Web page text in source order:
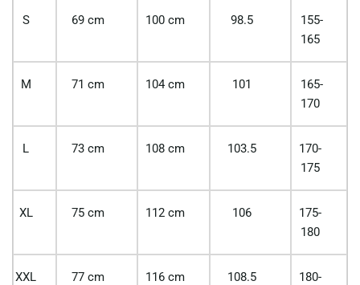
S 69 cm 100 cm 98.5
155-
165
M 71 cm 104 cm 101
165-
170
L 73 cm 108 cm 103.5
170-
175
XL 75 cm 112 cm 106
175-
180
XXL 77 cm 116 cm 108.5
180-